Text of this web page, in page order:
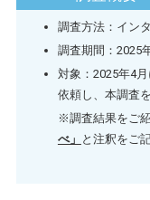
調査方法：イン
調査期間：2025
対象：2025年4
依頼し、本調査
※調査結果をご
べ」 と注釈をご